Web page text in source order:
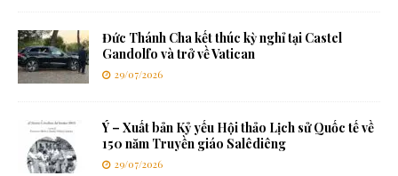
Đức Thánh Cha kết thúc kỳ nghỉ tại Castel
Gandolfo và trở về Vatican
29/07/2026
Ý – Xuất bản Kỷ yếu Hội thảo Lịch sử Quốc tế về
150 năm Truyền giáo Salêdiêng
29/07/2026